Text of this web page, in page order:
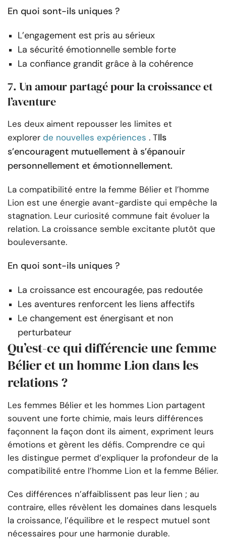
En quoi sont-ils uniques ?
L’engagement est pris au sérieux
La sécurité émotionnelle semble forte
La confiance grandit grâce à la cohérence
7. Un amour partagé pour la croissance et
l’aventure
Les deux aiment repousser les limites et
explorer de nouvelles expériences . TIls
s’encouragent mutuellement à s’épanouir
personnellement et émotionnellement.
La compatibilité entre la femme Bélier et l’homme
Lion est une énergie avant-gardiste qui empêche la
stagnation. Leur curiosité commune fait évoluer la
relation. La croissance semble excitante plutôt que
bouleversante.
En quoi sont-ils uniques ?
La croissance est encouragée, pas redoutée
Les aventures renforcent les liens affectifs
Le changement est énergisant et non
perturbateur
Qu’est-ce qui différencie une femme
Bélier et un homme Lion dans les
relations ?
Les femmes Bélier et les hommes Lion partagent
souvent une forte chimie, mais leurs différences
façonnent la façon dont ils aiment, expriment leurs
émotions et gèrent les défis. Comprendre ce qui
les distingue permet d’expliquer la profondeur de la
compatibilité entre l’homme Lion et la femme Bélier.
Ces différences n’affaiblissent pas leur lien ; au
contraire, elles révèlent les domaines dans lesquels
la croissance, l’équilibre et le respect mutuel sont
nécessaires pour une harmonie durable.